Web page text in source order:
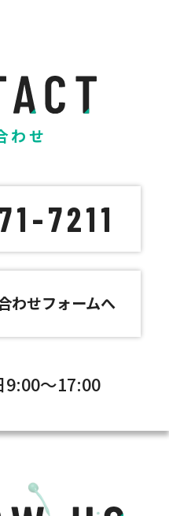
わせ
7211
わせフォームへ
9:00～17:00